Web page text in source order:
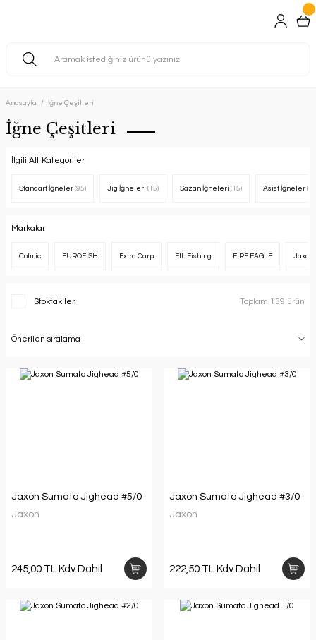
Anasayfa İğne Çeşitleri
İğne Çeşitleri
İlgili Alt Kategoriler
Standart İğneler (95) Jig İğneleri (15) Sazan İğneleri (15) Asist İğneler
Markalar
Colmic EUROFISH Extra Carp FIL Fishing FIRE EAGLE Jaxon
Stoktakiler Toplam 139 ürün
Jaxon Sumato Jighead #5/0
Jaxon
245,00 TL Kdv Dahil
Jaxon Sumato Jighead #3/0
Jaxon
222,50 TL Kdv Dahil